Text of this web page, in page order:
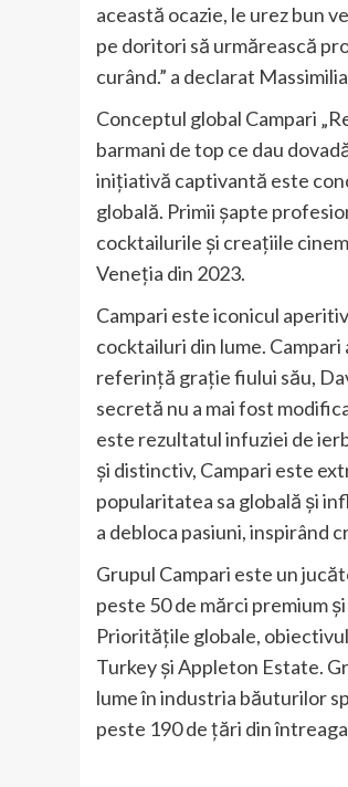
această ocazie, le urez bun
pe doritori să urmărească
curând.” a declarat
Conceptul global Campari
barmani de top ce dau
inițiativă captivantă este
globală. Primii șapte
cocktailurile și creațiile
Veneția din 2023.
Campari este iconicul
cocktailuri din lume.
referință grație fiului său,
secretă nu a mai fost
este rezultatul infuziei de
și distinctiv, Campari este
popularitatea sa globală și
a debloca pasiuni, inspirând
Grupul Campari este un
peste 50 de mărci premium
Prioritățile globale,
Turkey și Appleton Estate.
lume în industria băuturilor
peste 190 de țări din